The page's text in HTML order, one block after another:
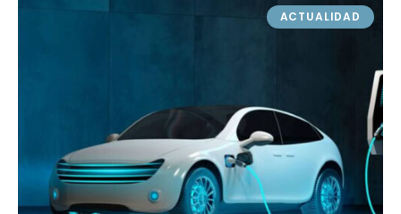
ACTUALIDAD